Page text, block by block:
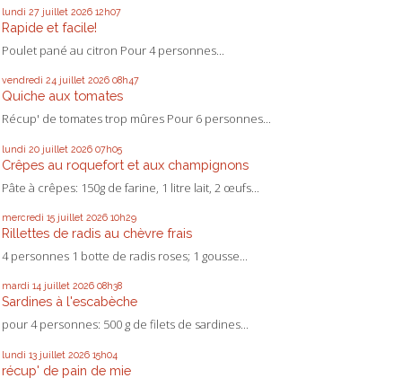
lundi 27 juillet 2026 12h07
Rapide et facile!
Poulet pané au citron Pour 4 personnes...
vendredi 24 juillet 2026 08h47
Quiche aux tomates
Récup' de tomates trop mûres Pour 6 personnes...
lundi 20 juillet 2026 07h05
Crêpes au roquefort et aux champignons
Pâte à crêpes: 150g de farine, 1 litre lait, 2 œufs...
mercredi 15 juillet 2026 10h29
Rillettes de radis au chèvre frais
4 personnes 1 botte de radis roses; 1 gousse...
mardi 14 juillet 2026 08h38
Sardines à l'escabèche
pour 4 personnes: 500 g de filets de sardines...
lundi 13 juillet 2026 15h04
récup' de pain de mie